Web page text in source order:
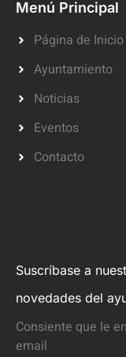
Menú Principal
Página de Inicio
Ayuntamiento
Noticias
Eventos
Contacto
Suscríbase a
novedades del
Consiente que le
email